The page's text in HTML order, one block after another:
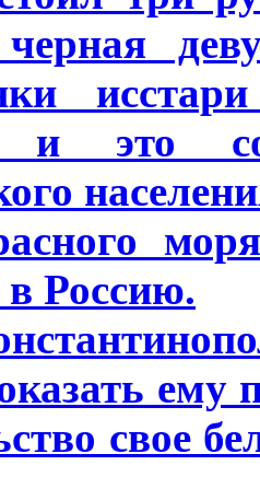
и это
в Россию.
свое